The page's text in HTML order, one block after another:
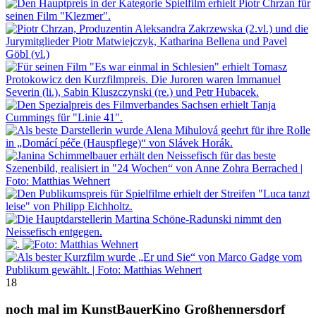
18
noch mal im KunstBauerKino Großhennersdorf